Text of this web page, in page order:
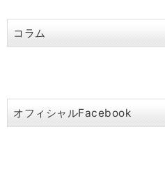
コラム
オフィシャルFacebook